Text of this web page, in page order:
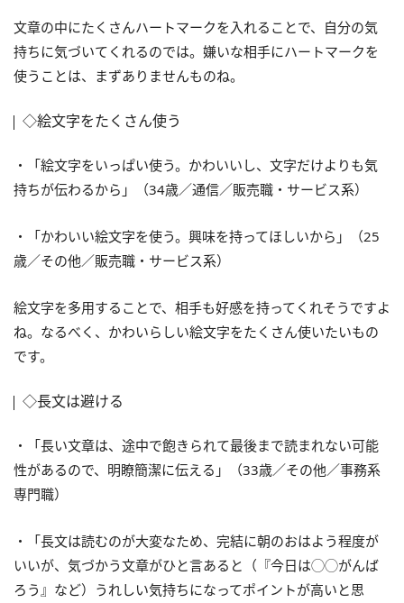
文章の中にたくさんハートマークを入れることで、自分の気
持ちに気づいてくれるのでは。嫌いな相手にハートマークを
使うことは、まずありませんものね。
◇絵文字をたくさん使う
・「絵文字をいっぱい使う。かわいいし、文字だけよりも気
持ちが伝わるから」（34歳／通信／販売職・サービス系）
・「かわいい絵文字を使う。興味を持ってほしいから」（25
歳／その他／販売職・サービス系）
絵文字を多用することで、相手も好感を持ってくれそうですよ
ね。なるべく、かわいらしい絵文字をたくさん使いたいもの
です。
◇長文は避ける
・「長い文章は、途中で飽きられて最後まで読まれない可能
性があるので、明瞭簡潔に伝える」（33歳／その他／事務系
専門職）
・「長文は読むのが大変なため、完結に朝のおはよう程度が
いいが、気づかう文章がひと言あると（『今日は◯◯がんば
ろう』など）うれしい気持ちになってポイントが高いと思